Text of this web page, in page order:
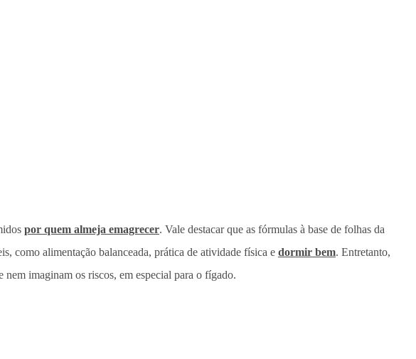
por quem almeja emagrecer. Vale destacar que as fórmulas à base de folhas da
como alimentação balanceada, prática de atividade física e dormir bem. Entretanto,
nem imaginam os riscos, em especial para o fígado.